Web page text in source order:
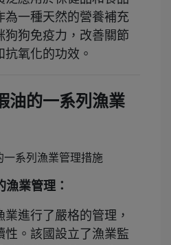
為一種天然的營養補充
狗狗免疫力，改善關節
氧化的功效。
油的一系列漁業
業管理：
進行了嚴格的管理，
性。該國設立了漁業監